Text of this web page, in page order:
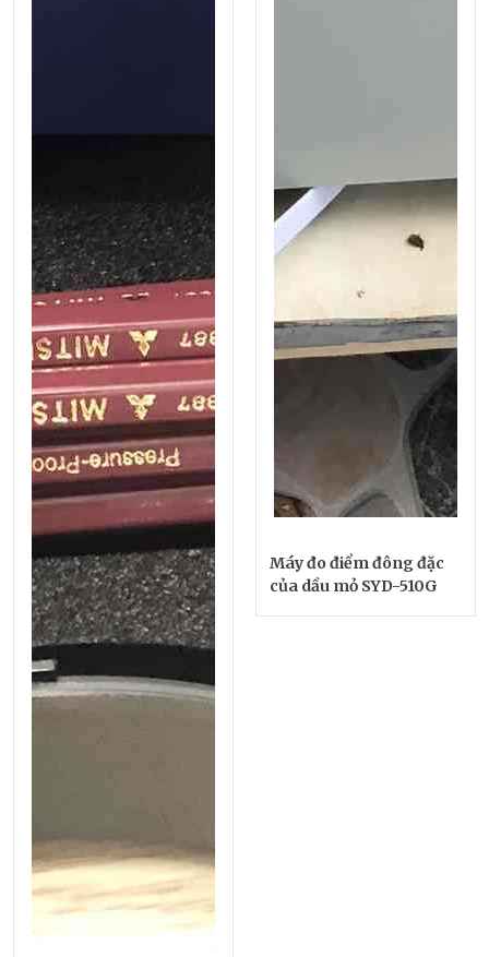
Máy đo điểm đông đặc
của dầu mỏ SYD-510G